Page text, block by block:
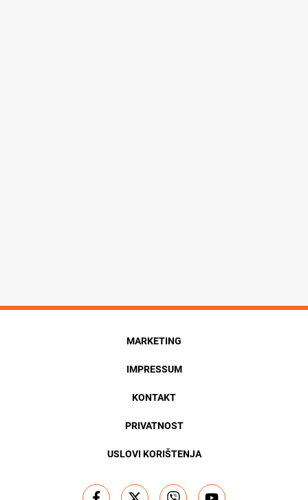
MARKETING
IMPRESSUM
KONTAKT
PRIVATNOST
USLOVI KORIŠTENJA